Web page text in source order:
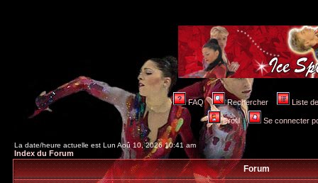
FAQ Rechercher Liste
Profil Se connecter
La date/heure actuelle est Lun Aoû 10, 2026 10:41 am
Index du Forum
Forum